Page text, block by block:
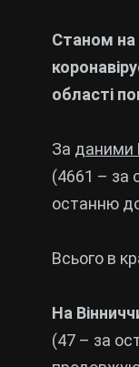
Станом на
області
За даними
(4661 – за
останню
Всього в
На
(47 – за